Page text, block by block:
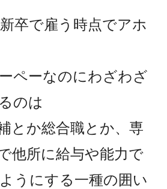
卒で雇う時点でアホ
ペーなのにわざわざ
のは
とか総合職とか、専
他所に給与や能力で
うにする一種の囲い